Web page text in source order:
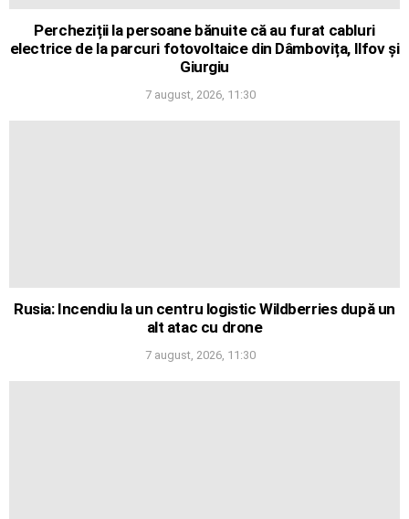
Percheziții la persoane bănuite că au furat cabluri
electrice de la parcuri fotovoltaice din Dâmbovița, Ilfov și
Giurgiu
7 august, 2026, 11:30
Rusia: Incendiu la un centru logistic Wildberries după un
alt atac cu drone
7 august, 2026, 11:30